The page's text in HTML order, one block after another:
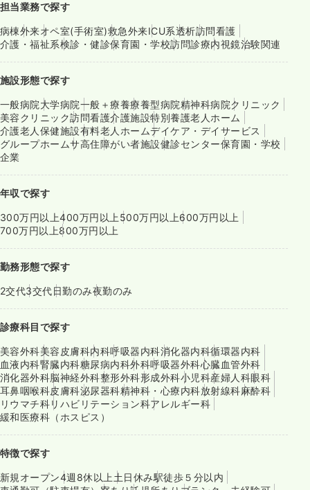
担当業務で探す
病棟外来オペ室(手術室)救急外来ICU系透析訪問看護
介護・福祉系検診・健診保育園・学校訪問診療内視鏡治験関連
施設形態で探す
一般病院大学病院一般＋療養療養型病院精神科病院クリニック
美容クリニック訪問看護介護施設特別養護老人ホーム
介護老人保健施設有料老人ホームデイケア・デイサービス
グループホームサ高住障がい者施設健診センター保育園・学校
企業
年収で探す
300万円以上400万円以上 500万円以上600万円以上
700万円以上800万円以上
勤務形態で探す
2交代3交代日勤のみ夜勤のみ
診療科目で探す
美容外科美容皮膚科内科呼吸器内科消化器内科循環器内科
血液内科腎臓内科糖尿病内科外科呼吸器外科心臓血管外科
消化器外科脳神経外科整形外科形成外科小児科産婦人科眼科
耳鼻咽喉科皮膚科泌尿器科精神科・心療内科放射線科麻酔科
リウマチ科リハビリテーション科アレルギー科
緩和医療科（ホスピス）
特徴で探す
新規オープン4週8休以上 土日休み駅徒歩５分以内